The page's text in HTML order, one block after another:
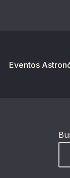
Eventos